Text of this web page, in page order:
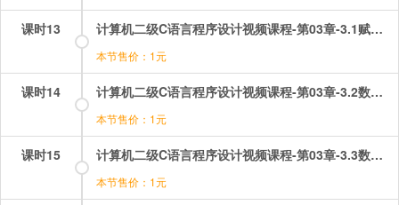
课时13 计算机二级C语言程序设计视频课程-第03章-3.1赋值语句.mp4
本节售价：1元
课时14 计算机二级C语言程序设计视频课程-第03章-3.2数据输出.mp4
本节售价：1元
课时15 计算机二级C语言程序设计视频课程-第03章-3.3数据输入和复合语句及空语句.mp4
本节售价：1元